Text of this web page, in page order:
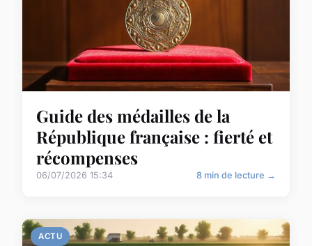
Guide des médailles de la
République française : fierté et
récompenses
06/07/2026 15:34 8 min de lecture →
ACTU